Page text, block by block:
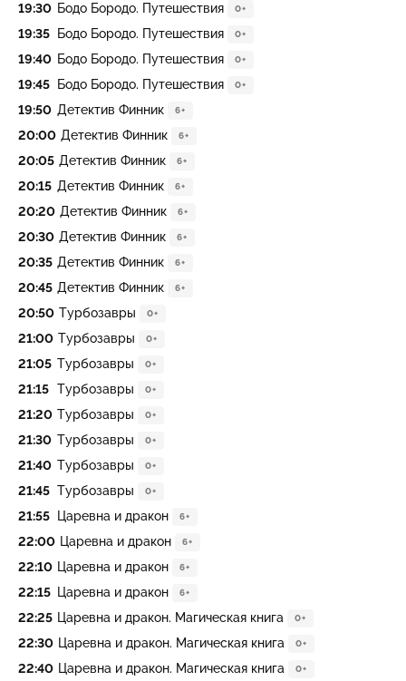
19:30 Бодо Бородо. Путешествия 0+
19:35 Бодо Бородо. Путешествия 0+
19:40 Бодо Бородо. Путешествия 0+
19:45 Бодо Бородо. Путешествия 0+
19:50 Детектив Финник 6+
20:00 Детектив Финник 6+
20:05 Детектив Финник 6+
20:15 Детектив Финник 6+
20:20 Детектив Финник 6+
20:30 Детектив Финник 6+
20:35 Детектив Финник 6+
20:45 Детектив Финник 6+
20:50 Туpбозавры 0+
21:00 Туpбозавры 0+
21:05 Туpбозавры 0+
21:15 Туpбозавры 0+
21:20 Турбoзавры 0+
21:30 Турбoзавры 0+
21:40 Турбoзавры 0+
21:45 Турбoзавры 0+
21:55 Царевна и дракон 6+
22:00 Царевна и дракон 6+
22:10 Царевна и дракон 6+
22:15 Царевна и дракон 6+
22:25 Царевна и дракон. Магическая книга 0+
22:30 Царевна и дракон. Магическая книга 0+
22:40 Царевна и дракон. Магическая книга 0+